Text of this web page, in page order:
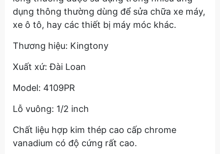
dụng thông thường dùng để sửa chữa xe máy,
xe ô tô, hay các thiết bị máy móc khác.
Thương hiệu: Kingtony
Xuất xứ: Đài Loan
Model: 4109PR
Lỗ vuông: 1/2 inch
Chất liệu hợp kim thép cao cấp chrome
vanadium có độ cứng rất cao.